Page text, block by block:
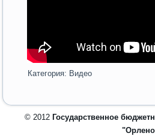
Категория: Видео
© 2012 Государственное